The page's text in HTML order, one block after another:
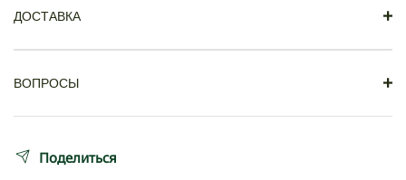
ДОСТАВКА +
Самовывоз
85
Доставка по Алматы осуществляется по тарифам
ВОПРОСЫ +
Поделиться